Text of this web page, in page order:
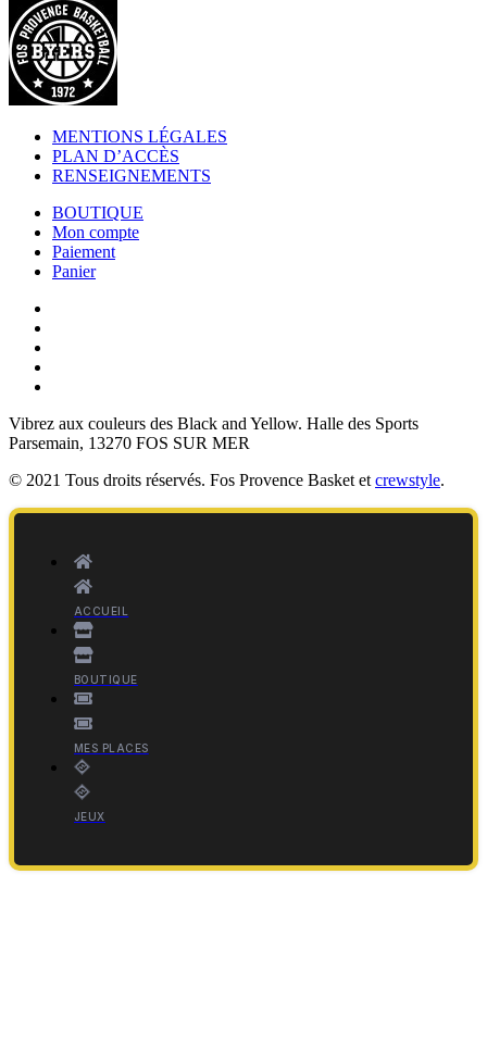
MENTIONS LÉGALES
PLAN D’ACCÈS
RENSEIGNEMENTS
BOUTIQUE
Mon compte
Paiement
Panier
Vibrez aux couleurs des Black and Yellow. Halle des Sports
Parsemain, 13270 FOS SUR MER
© 2021 Tous droits réservés. Fos Provence Basket et crewstyle.
ACCUEIL
BOUTIQUE
MES PLACES
JEUX